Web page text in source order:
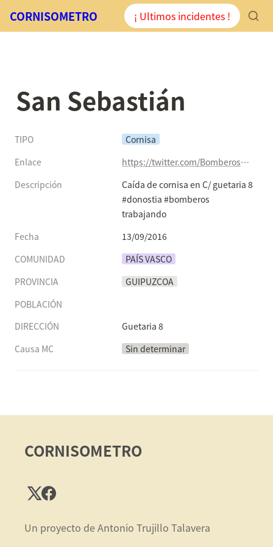
CORNISOMETRO ¡ Ultimos incidentes !
San Sebastián
TIPO
Cornisa
Enlace
https://twitter.com/BomberosEuskadi/status/775768041196023808
Descripción
Caída de cornisa en C/ guetaria 8
#donostia #bomberos
trabajando
Fecha
13/09/2016
COMUNIDAD
PAÍS VASCO
PROVINCIA
GUIPUZCOA
POBLACIÓN
DIRECCIÓN
Guetaria 8
Causa MC
Sin determinar
CORNISOMETRO
Un proyecto de Antonio Trujillo Talavera